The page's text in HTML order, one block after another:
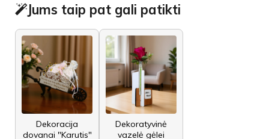
Jums taip pat gali patikti
Dekoracija
dovanai "Karutis"
Dekoratyvinė
vazelė gėlei